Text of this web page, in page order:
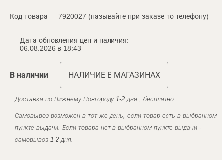
Код товара — 7920027 (называйте при заказе по телефону)
Дата обновления цен и наличия:
06.08.2026 в 18:43
В наличии НАЛИЧИЕ В МАГАЗИНАХ
Доставка по Нижнему Новгороду 1-2 дня , бесплатно.
Самовывоз возможен в тот же день, если товар есть в выбранном
пункте выдачи. Если товара нет в выбранном пункте выдачи -
самовывоз 1-2 дня.